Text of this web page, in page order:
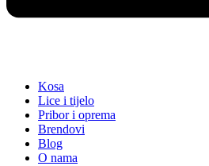
Kosa
Lice i tijelo
Pribor i oprema
Brendovi
Blog
O nama